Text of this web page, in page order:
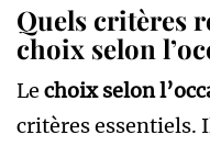
Quels critères
choix selon
Le choix selon
critères essentiels.